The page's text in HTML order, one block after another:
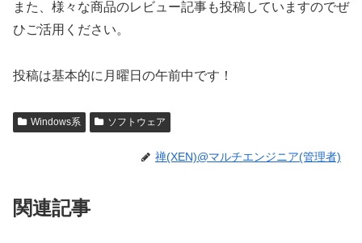
また、様々な商品のレビュー記事も投稿していますのでぜ
ひご活用ください。
投稿は基本的に月曜日の午前中です！
Windows系 ソフトウェア
禅(XEN)@マルチエンジニア(管理者)
関連記事